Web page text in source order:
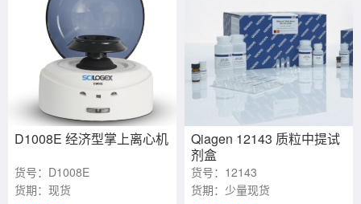
D1008E 经济型掌上离心机
货号：D1008E
货期：现货
Qiagen 12143 质粒中提试
剂盒
货号：12143
货期：少量现货